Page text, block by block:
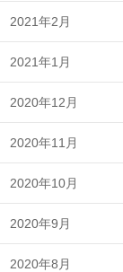
2021年2月
2021年1月
2020年12月
2020年11月
2020年10月
2020年9月
2020年8月